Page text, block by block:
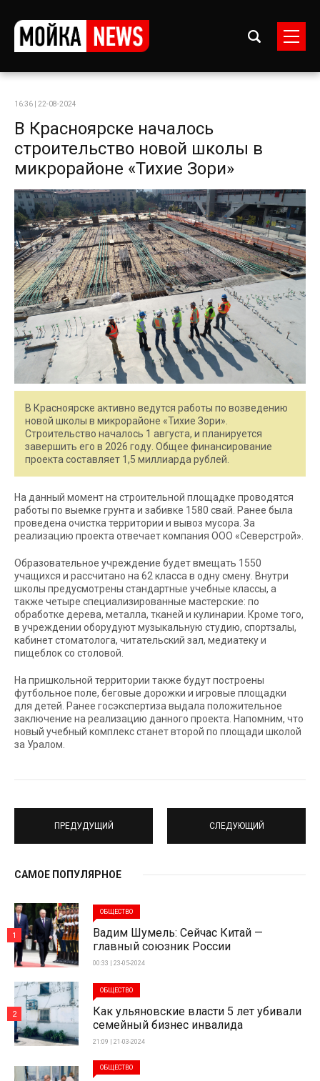
16:36 | 22-08-2024
В Красноярске началось
строительство новой школы в
микрорайоне «Тихие Зори»
В Красноярске активно ведутся работы по возведению
новой школы в микрорайоне «Тихие Зори».
Строительство началось 1 августа, и планируется
завершить его в 2026 году. Общее финансирование
проекта составляет 1,5 миллиарда рублей.
На данный момент на строительной площадке проводятся
работы по выемке грунта и забивке 1580 свай. Ранее была
проведена очистка территории и вывоз мусора. За
реализацию проекта отвечает компания ООО «Северстрой».
Образовательное учреждение будет вмещать 1550
учащихся и рассчитано на 62 класса в одну смену. Внутри
школы предусмотрены стандартные учебные классы, а
также четыре специализированные мастерские: по
обработке дерева, металла, тканей и кулинарии. Кроме того,
в учреждении оборудуют музыкальную студию, спортзалы,
кабинет стоматолога, читательский зал, медиатеку и
пищеблок со столовой.
На пришкольной территории также будут построены
футбольное поле, беговые дорожки и игровые площадки
для детей. Ранее госэкспертиза выдала положительное
заключение на реализацию данного проекта. Напомним, что
новый учебный комплекс станет второй по площади школой
за Уралом.
ПРЕДУДУЩИЙ СЛЕДУЮЩИЙ
САМОЕ ПОПУЛЯРНОЕ
ОБЩЕСТВО
Вадим Шумель: Сейчас Китай —
главный союзник России
00:33 | 23-05-2024
1
ОБЩЕСТВО
Как ульяновские власти 5 лет убивали
семейный бизнес инвалида
21:09 | 21-03-2024
2
ОБЩЕСТВО